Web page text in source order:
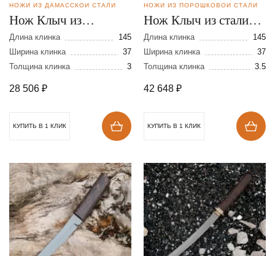
НОЖИ ИЗ ДАМАССКОЙ СТАЛИ
Нож Клыч из
дамасской стали
Длина клинка
145
Ширина клинка
37
Толщина клинка
3
28 506 ₽
КУПИТЬ В 1 КЛИК
НОЖИ ИЗ ПОРОШКОВОЙ СТАЛИ
Нож Клыч из стали
Elmax в
нержавеющих
обкладках
Длина клинка
145
Ширина клинка
37
Толщина клинка
3.5
42 648 ₽
КУПИТЬ В 1 КЛИК